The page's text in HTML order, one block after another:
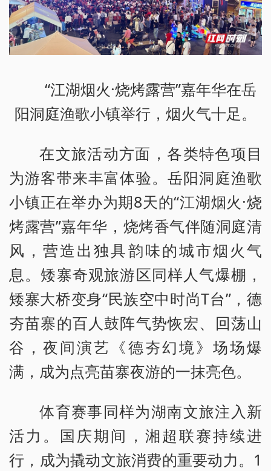
“江湖烟火·烧烤露营”嘉年华在岳
阳洞庭渔歌小镇举行，烟火气十足。
在文旅活动方面，各类特色项目
为游客带来丰富体验。岳阳洞庭渔歌
小镇正在举办为期8天的“江湖烟火·烧
烤露营”嘉年华，烧烤香气伴随洞庭清
风，营造出独具韵味的城市烟火气
息。矮寨奇观旅游区同样人气爆棚，
矮寨大桥变身“民族空中时尚T台”，德
夯苗寨的百人鼓阵气势恢宏、回荡山
谷，夜间演艺《德夯幻境》场场爆
满，成为点亮苗寨夜游的一抹亮色。
体育赛事同样为湖南文旅注入新
活力。国庆期间，湘超联赛持续进
行，成为撬动文旅消费的重要动力。1